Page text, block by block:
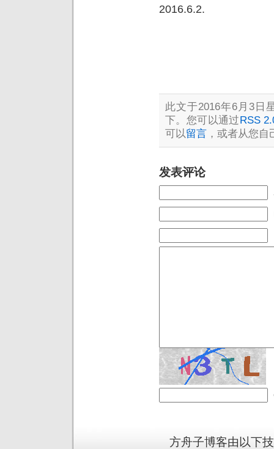
2016.6.2.
此文于2016年6月3日
下。您可以通过 RSS
可以留言 ，或者从您自
发表评论
方舟子博客由以下